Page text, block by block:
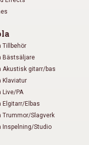
Tillbehör
Bästsäljare
Akustisk gitarr/bas
Klaviatur
Live/PA
Elgitarr/Elbas
Trummor/Slagverk
Inspelning/Studio